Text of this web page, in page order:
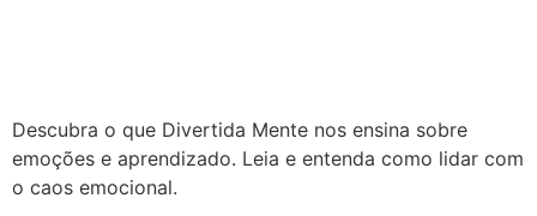
Descubra o que Divertida Mente nos ensina sobre
emoções e aprendizado. Leia e entenda como lidar com
o caos emocional.